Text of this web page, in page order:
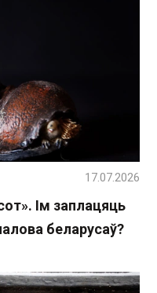
Ім заплацяць
беларусаў?
17.07.2026